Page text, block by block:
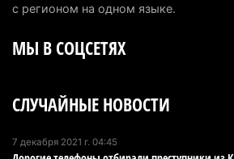
в Алматинской области
Казахстан стал лидером
5 августа 2026 г. 13:55
с регионом на одном языке.
МЫ В СОЦСЕТЯХ
СЛУЧАЙНЫЕ НОВОСТИ
7 декабря 2021 г. 04:45